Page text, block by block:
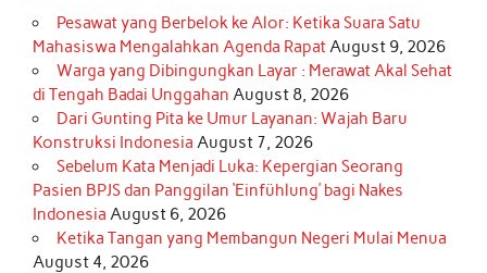
Pesawat yang Berbelok ke Alor: Ketika Suara Satu
Mahasiswa Mengalahkan Agenda RapatAugust 9, 2026
Warga yang Dibingungkan Layar : Merawat Akal Sehat
di Tengah Badai Unggahan August 8, 2026
Dari Gunting Pita ke Umur Layanan: Wajah Baru
Konstruksi Indonesia August 7, 2026
Sebelum Kata Menjadi Luka: Kepergian Seorang
Pasien BPJS dan Panggilan ‘Einfühlung’ bagi Nakes
Indonesia August 6, 2026
Ketika Tangan yang Membangun Negeri Mulai Menua
August 4, 2026